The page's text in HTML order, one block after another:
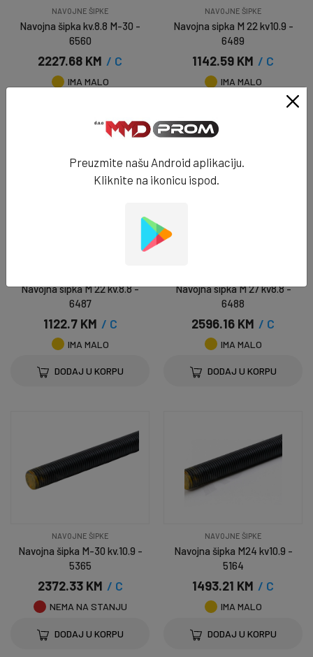
NAVOJNE ŠIPKE
Navojna šipka kv.8.8 M-30 -
6560
2227.68 KM / C
IMA MALO
NAVOJNE ŠIPKE
Navojna sipka M 22 kv10.9 -
6489
1142.59 KM / C
IMA MALO
Navojna sipka M 22 kv.8.8 -
6487
1122.7 KM / C
IMA MALO
DODAJ U KORPU
Navojna sipka M 27 kv8.8 -
6488
2596.16 KM / C
IMA MALO
DODAJ U KORPU
NAVOJNE ŠIPKE
Navojna šipka M-30 kv.10.9 -
5365
2372.33 KM / C
NEMA NA STANJU
DODAJ U KORPU
NAVOJNE ŠIPKE
Navojna šipka M24 kv10.9 -
5164
1493.21 KM / C
IMA MALO
DODAJ U KORPU
Preuzmite našu Android aplikaciju.
Kliknite na ikonicu ispod.